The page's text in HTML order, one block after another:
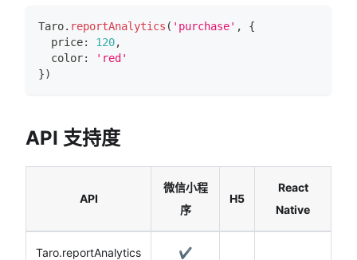
Taro. reportAnalytics ( 'purchase' ,
{
  price
: 120,
  color
:
'red'
})
API 支持度
API
微信小程
序
H5
React
Native
Taro.reportAnalytics ✔️